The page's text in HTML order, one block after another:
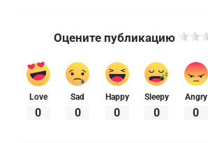
Оцените публикацию
Love
0
Sad
0
Happy
0
Sleepy
0
Angry
0